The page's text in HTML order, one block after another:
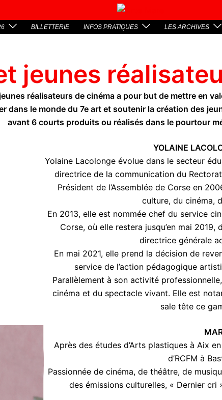
BILLETTERIE INFOS PRATIQUES LES ARCHIVES
jeunes
réalisateurs de cinéma a pour but de mettre en
dans le monde du 7e art et soutenir la création des
avant 6 courts produits ou réalisés dans le pourtour
YOLAINE
Yolaine Lacolonge évolue dans le secteur
directrice de la communication du
Président de l’Assemblée de Corse en
culture, du cinéma,
En 2013, elle est nommée chef du service
Corse, où elle restera jusqu’en mai
directrice générale
En mai 2021, elle prend la décision de
service de l’action pédagogique
Parallèlement à son activité
cinéma et du spectacle vivant. Elle est
sale tête ce
Après des études d’Arts plastiques à Aix
d’RCFM à
Passionnée de cinéma, de théâtre, de
des émissions culturelles, « Dernier cri